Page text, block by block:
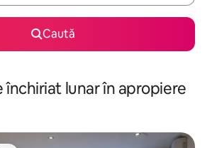
Caută
închiriat lunar în apropiere